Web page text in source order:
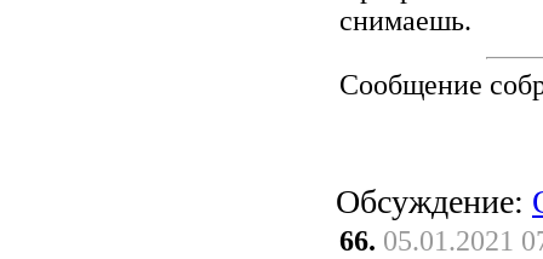
снимаешь.
Сообщение
Обсуждение:
66. 05.01.2021